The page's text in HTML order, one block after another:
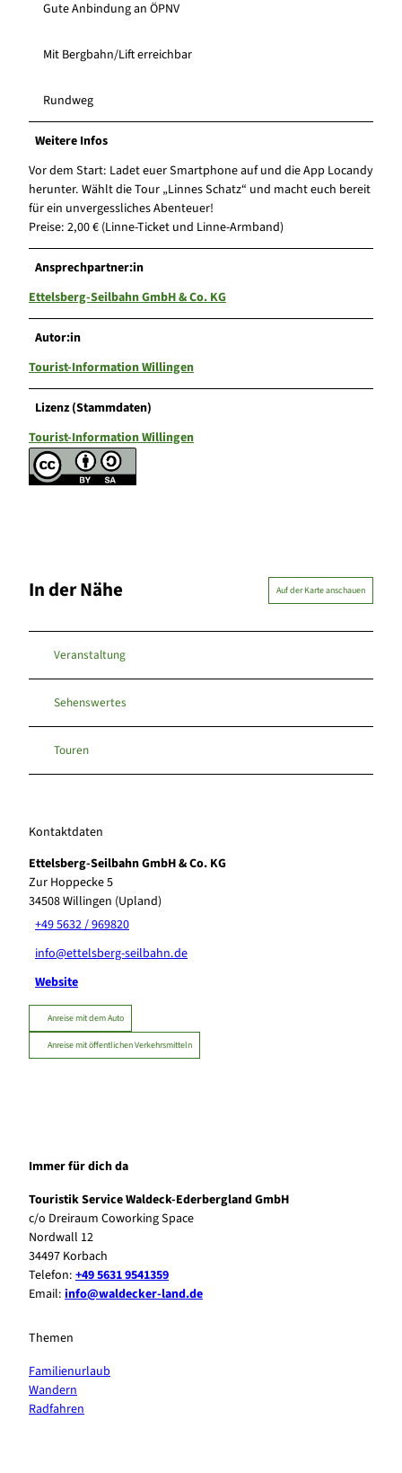
Gute Anbindung an ÖPNV
Mit Bergbahn/Lift erreichbar
Rundweg
Weitere Infos
Vor dem Start: Ladet euer Smartphone auf und die App Locandy
herunter. Wählt die Tour „Linnes Schatz“ und macht euch bereit
für ein unvergessliches Abenteuer!
Preise: 2,00 € (Linne-Ticket und Linne-Armband)
Ansprechpartner:in
Ettelsberg-Seilbahn GmbH & Co. KG
Autor:in
Tourist-Information Willingen
Lizenz (Stammdaten)
Tourist-Information Willingen
In der Nähe Auf der Karte anschauen
Veranstaltung
Sehenswertes
Touren
Kontaktdaten
Ettelsberg-Seilbahn GmbH & Co. KG
Zur Hoppecke 5
34508Willingen (Upland)
+49 5632 / 969820
info@ettelsberg-seilbahn.de
Website
Anreise mit dem Auto
Anreise mit öffentlichen Verkehrsmitteln
Immer für dich da
Touristik Service Waldeck-Ederbergland GmbH
c/o Dreiraum Coworking Space
Nordwall 12
34497 Korbach
Telefon: +49 5631 9541359
Email: info@waldecker-land.de
Themen
Familienurlaub
Wandern
Radfahren